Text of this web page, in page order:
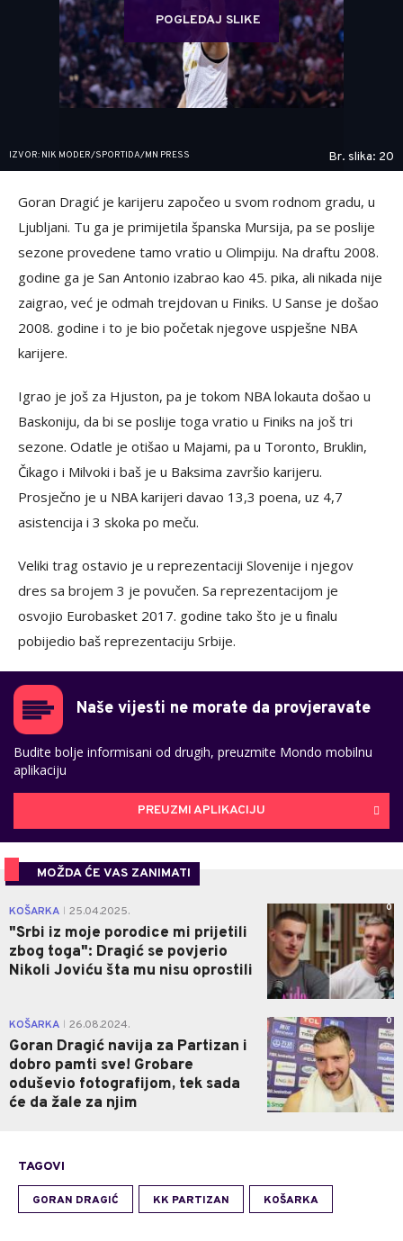
POGLEDAJ SLIKE
IZVOR: NIK MODER/SPORTIDA/MN PRESS Br. slika: 20
Goran Dragić je karijeru započeo u svom rodnom gradu, u
Ljubljani. Tu ga je primijetila španska Mursija, pa se poslije
sezone provedene tamo vratio u Olimpiju. Na draftu 2008.
godine ga je San Antonio izabrao kao 45. pika, ali nikada nije
zaigrao, već je odmah trejdovan u Finiks. U Sanse je došao
2008. godine i to je bio početak njegove uspješne NBA
karijere.
Igrao je još za Hjuston, pa je tokom NBA lokauta došao u
Baskoniju, da bi se poslije toga vratio u Finiks na još tri
sezone. Odatle je otišao u Majami, pa u Toronto, Bruklin,
Čikago i Milvoki i baš je u Baksima završio karijeru.
Prosječno je u NBA karijeri davao 13,3 poena, uz 4,7
asistencija i 3 skoka po meču.
Veliki trag ostavio je u reprezentaciji Slovenije i njegov
dres sa brojem 3 je povučen. Sa reprezentacijom je
osvojio Eurobasket 2017. godine tako što je u finalu
pobijedio baš reprezentaciju Srbije.
Naše vijesti ne morate da provjeravate
Budite bolje informisani od drugih, preuzmite Mondo mobilnu
aplikaciju
PREUZMI APLIKACIJU
MOŽDA ĆE VAS ZANIMATI
KOŠARKA 25.04.2025.
"Srbi iz moje porodice mi prijetili
zbog toga": Dragić se povjerio
Nikoli Joviću šta mu nisu oprostili
0
KOŠARKA 26.08.2024.
Goran Dragić navija za Partizan i
dobro pamti sve! Grobare
oduševio fotografijom, tek sada
će da žale za njim
0
TAGOVI
GORAN DRAGIĆ KK PARTIZAN KOŠARKA